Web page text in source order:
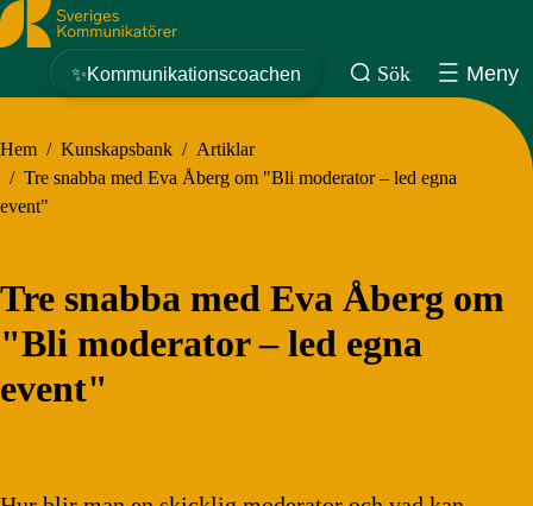
Sveriges Kommunikatörer
✨Kommunikationscoachen Sök Meny
Hem / Kunskapsbank / Artiklar
/ Tre snabba med Eva Åberg om "Bli moderator – led egna
event"
Tre snabba med Eva Åberg om
"Bli moderator – led egna
event"